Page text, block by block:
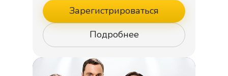
Зарегистрироваться
Подробнее